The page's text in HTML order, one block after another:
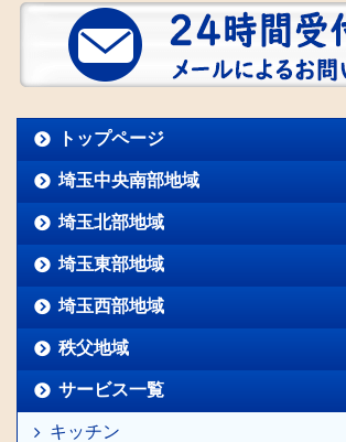
トップページ
埼玉中央南部地域
埼玉北部地域
埼玉東部地域
埼玉西部地域
秩父地域
サービス一覧
キッチン